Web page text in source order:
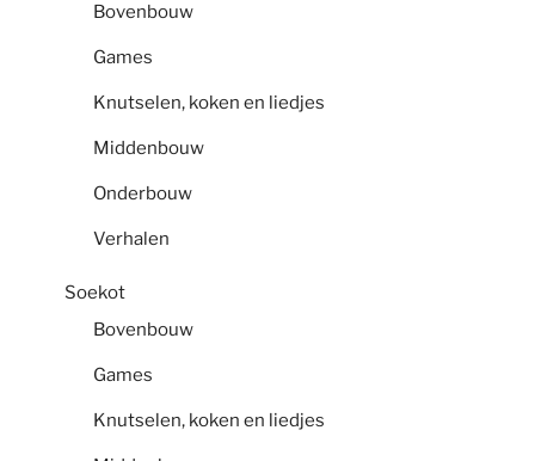
Bovenbouw
Games
Knutselen, koken en liedjes
Middenbouw
Onderbouw
Verhalen
Soekot
Bovenbouw
Games
Knutselen, koken en liedjes